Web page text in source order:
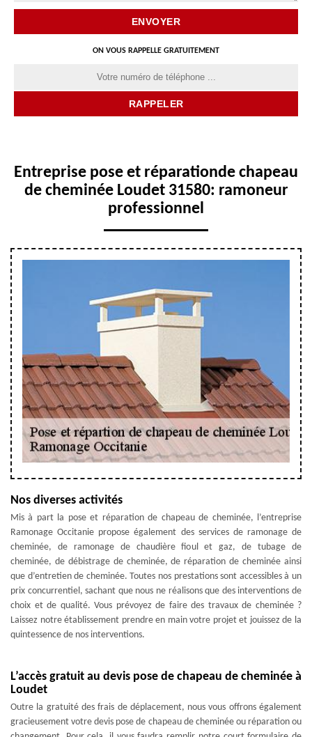
ON VOUS RAPPELLE GRATUITEMENT
Entreprise pose et réparationde chapeau
de cheminée Loudet 31580: ramoneur
professionnel
Nos diverses activités
Mis à part la pose et réparation de chapeau de cheminée, l’entreprise
Ramonage Occitanie propose également des services de ramonage de
cheminée, de ramonage de chaudière fioul et gaz, de tubage de
cheminée, de débistrage de cheminée, de réparation de cheminée ainsi
que d’entretien de cheminée. Toutes nos prestations sont accessibles à un
prix concurrentiel, sachant que nous ne réalisons que des interventions de
choix et de qualité. Vous prévoyez de faire des travaux de cheminée ?
Laissez notre établissement prendre en main votre projet et jouissez de la
quintessence de nos interventions.
L’accès gratuit au devis pose de chapeau de cheminée à
Loudet
Outre la gratuité des frais de déplacement, nous vous offrons également
gracieusement votre devis pose de chapeau de cheminée ou réparation ou